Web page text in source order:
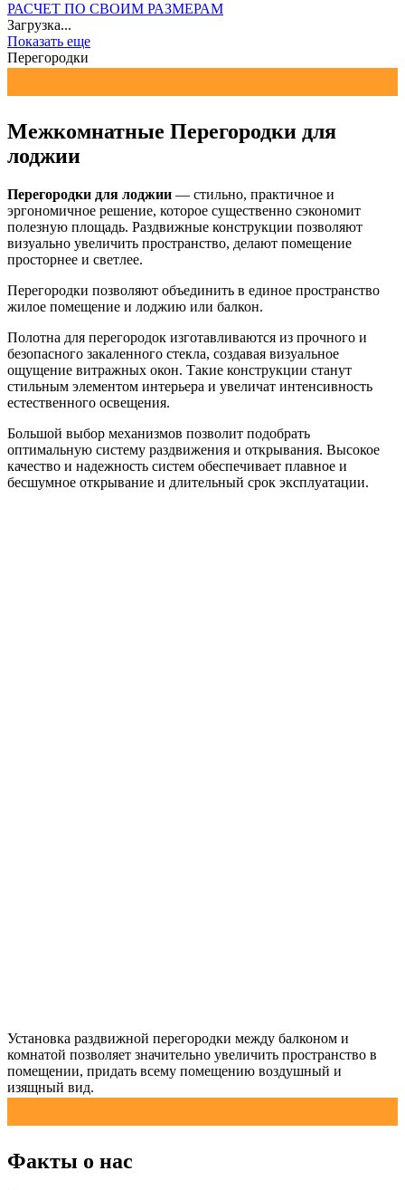
РАСЧЕТ ПО СВОИМ РАЗМЕРАМ
Загрузка...
Показать еще
Перегородки
Межкомнатные Перегородки для
лоджии
Перегородки для лоджии — стильно, практичное и
эргономичное решение, которое существенно сэкономит
полезную площадь. Раздвижные конструкции позволяют
визуально увеличить пространство, делают помещение
просторнее и светлее.
Перегородки позволяют объединить в единое пространство
жилое помещение и лоджию или балкон.
Полотна для перегородок изготавливаются из прочного и
безопасного закаленного стекла, создавая визуальное
ощущение витражных окон. Такие конструкции станут
стильным элементом интерьера и увеличат интенсивность
естественного освещения.
Большой выбор механизмов позволит подобрать
оптимальную систему раздвижения и открывания. Высокое
качество и надежность систем обеспечивает плавное и
бесшумное открывание и длительный срок эксплуатации.
Установка раздвижной перегородки между балконом и
комнатой позволяет значительно увеличить пространство в
помещении, придать всему помещению воздушный и
изящный вид.
Факты о нас